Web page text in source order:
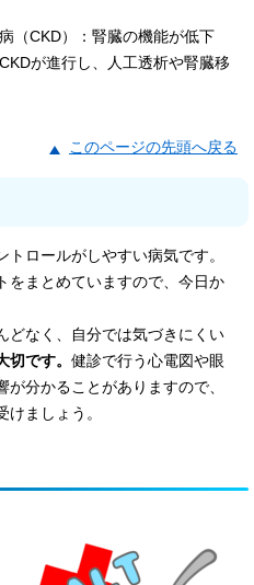
（CKD）：腎臓の機能が低下
が進行し、人工透析や腎臓移
このページの先頭へ戻る
ロールがしやすい病気です。
をまとめていますので、今日か
どなく、自分では気づきにくい
切です。 健診で行う心電図や眼
分かることがありますので、
けましょう。